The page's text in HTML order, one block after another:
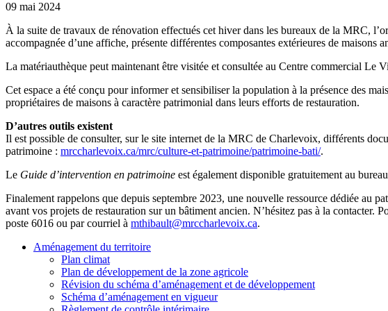
09 mai 2024
À la suite de travaux de rénovation effectués cet hiver dans les bureaux de la MRC,
accompagnée d’une affiche, présente différentes composantes extérieures de
La matériauthèque peut maintenant être visitée et consultée au Centre commercial
Cet espace a été conçu pour informer et sensibiliser la population à la présence des
propriétaires de maisons à caractère patrimonial dans leurs efforts de restauration.
D’autres outils existent
Il est possible de consulter, sur le site internet de la MRC de Charlevoix, différents
patrimoine : mrccharlevoix.ca/mrc/culture-et-patrimoine/patrimoine-bati/.
Le Guide d’intervention en patrimoine est également disponible gratuitement au
Finalement rappelons que depuis septembre 2023, une nouvelle ressource dédiée au
avant vos projets de restauration sur un bâtiment ancien. N’hésitez pas à la
poste 6016 ou par courriel à mthibault@mrccharlevoix.ca.
Aménagement du territoire
Plan climat
Plan de développement de la zone agricole
Révision du schéma d’aménagement et de développement
Schéma d’aménagement en vigueur